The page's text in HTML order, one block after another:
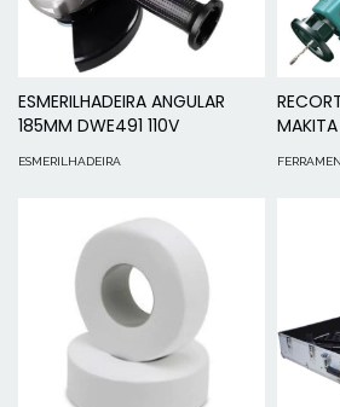
ESMERILHADEIRA ANGULAR
185MM DWE491 110V
ESMERILHADEIRA